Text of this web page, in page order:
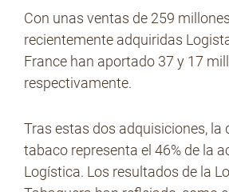
Con unas ventas de 259
recientemente adquiridas
France han aportado 37 y 17
respectivamente.
Tras estas dos adquisiciones, la
tabaco representa el 46% de la
Logística. Los resultados de la